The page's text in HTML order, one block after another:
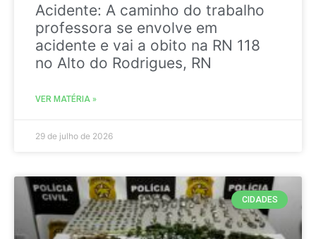
Acidente: A caminho do trabalho
professora se envolve em
acidente e vai a obito na RN 118
no Alto do Rodrigues, RN
VER MATÉRIA »
29 de julho de 2026
CIDADES